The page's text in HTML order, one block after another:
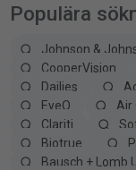
Populära
Johnson &
CooperVision
Dailies
EyeQ
Air
Clariti
Biotrue
Bausch + Lomb